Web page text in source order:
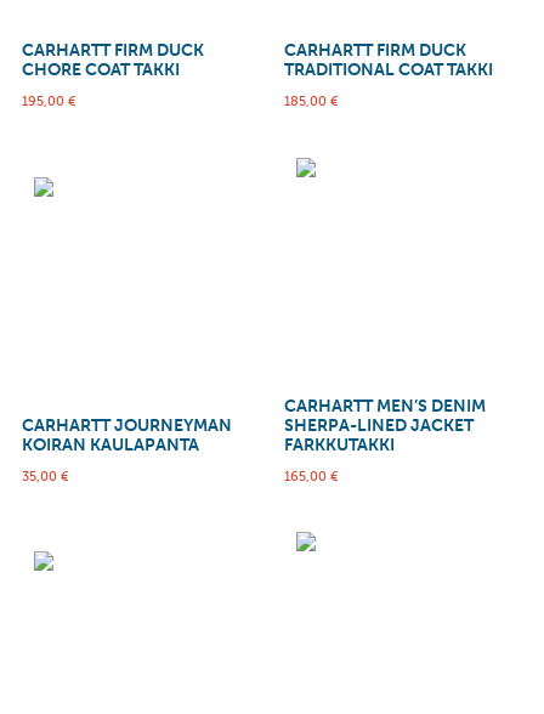
CARHARTT FIRM DUCK
CHORE COAT TAKKI
195,00 €
CARHARTT FIRM DUCK
TRADITIONAL COAT TAKKI
185,00 €
CARHARTT JOURNEYMAN
KOIRAN KAULAPANTA
35,00 €
CARHARTT MEN’S DENIM
SHERPA-LINED JACKET
FARKKUTAKKI
165,00 €